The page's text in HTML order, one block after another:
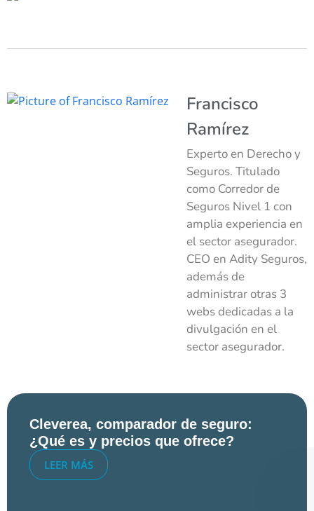
Francisco
Ramírez
Experto en Derecho y
Seguros. Titulado
como Corredor de
Seguros Nivel 1 con
amplia experiencia en
el sector asegurador.
CEO en Adity Seguros,
además de
administrar otras 3
webs dedicadas a la
divulgación en el
sector asegurador.
Cleverea, comparador de seguro:
¿Qué es y precios que ofrece?
LEER MÁS